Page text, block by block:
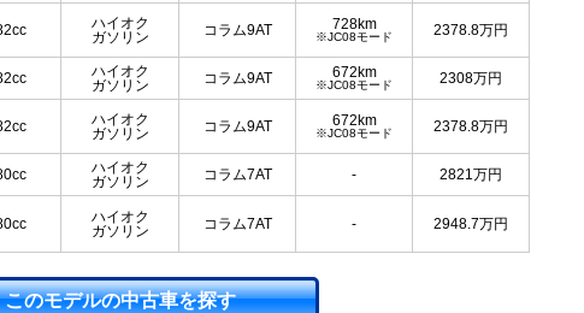
ハイオク
ガソリン
コラム9AT 728km
※JC08モード 2378.8万円
ハイオク
ガソリン
コラム9AT 672km
※JC08モード 2308万円
ハイオク
ガソリン
コラム9AT 672km
※JC08モード 2378.8万円
ハイオク
ガソリン
コラム7AT - 2821万円
ハイオク
ガソリン
コラム7AT - 2948.7万円
このモデルの中古車を探す